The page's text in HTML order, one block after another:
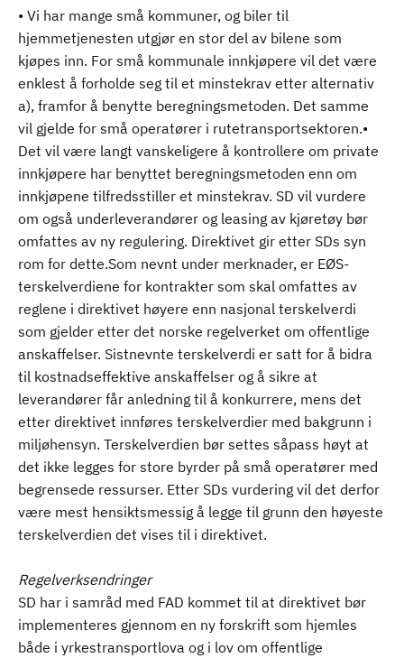
• Vi har mange små kommuner, og biler til
hjemmetjenesten utgjør en stor del av bilene som
kjøpes inn. For små kommunale innkjøpere vil det være
enklest å forholde seg til et minstekrav etter alternativ
a), framfor å benytte beregningsmetoden. Det samme
vil gjelde for små operatører i rutetransportsektoren.•
Det vil være langt vanskeligere å kontrollere om private
innkjøpere har benyttet beregningsmetoden enn om
innkjøpene tilfredsstiller et minstekrav. SD vil vurdere
om også underleverandører og leasing av kjøretøy bør
omfattes av ny regulering. Direktivet gir etter SDs syn
rom for dette.Som nevnt under merknader, er EØS-
terskelverdiene for kontrakter som skal omfattes av
reglene i direktivet høyere enn nasjonal terskelverdi
som gjelder etter det norske regelverket om offentlige
anskaffelser. Sistnevnte terskelverdi er satt for å bidra
til kostnadseffektive anskaffelser og å sikre at
leverandører får anledning til å konkurrere, mens det
etter direktivet innføres terskelverdier med bakgrunn i
miljøhensyn. Terskelverdien bør settes såpass høyt at
det ikke legges for store byrder på små operatører med
begrensede ressurser. Etter SDs vurdering vil det derfor
være mest hensiktsmessig å legge til grunn den høyeste
terskelverdien det vises til i direktivet.
Regelverksendringer
SD har i samråd med FAD kommet til at direktivet bør
implementeres gjennom en ny forskrift som hjemles
både i yrkestransportlova og i lov om offentlige